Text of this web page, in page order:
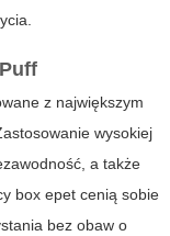
z największym
wysokiej
a także
box epet cenią sobie
bez obaw o